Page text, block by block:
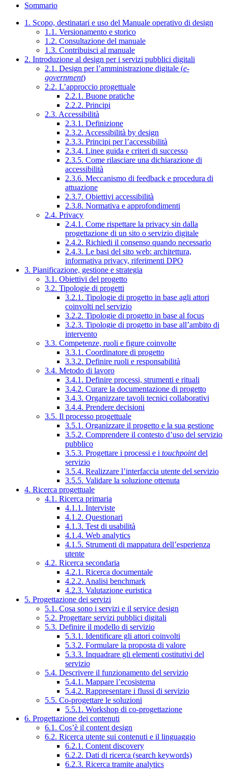
Sommario
1. Scopo, destinatari e uso del Manuale operativo di design
1.1. Versionamento e storico
1.2. Consultazione del manuale
1.3. Contribuisci al manuale
2. Introduzione al design per i servizi pubblici digitali
2.1. Design per l’amministrazione digitale (e-
government)
2.2. L’approccio progettuale
2.2.1. Buone pratiche
2.2.2. Principi
2.3. Accessibilità
2.3.1. Definizione
2.3.2. Accessibilità by design
2.3.3. Principi per l’accessibilità
2.3.4. Linee guida e criteri di successo
2.3.5. Come rilasciare una dichiarazione di
accessibilità
2.3.6. Meccanismo di feedback e procedura di
attuazione
2.3.7. Obiettivi accessibilità
2.3.8. Normativa e approfondimenti
2.4. Privacy
2.4.1. Come rispettare la privacy sin dalla
progettazione di un sito o servizio digitale
2.4.2. Richiedi il consenso quando necessario
2.4.3. Le basi del sito web: architettura,
informativa privacy, riferimenti DPO
3. Pianificazione, gestione e strategia
3.1. Obiettivi del progetto
3.2. Tipologie di progetti
3.2.1. Tipologie di progetto in base agli attori
coinvolti nel servizio
3.2.2. Tipologie di progetto in base al focus
3.2.3. Tipologie di progetto in base all’ambito di
intervento
3.3. Competenze, ruoli e figure coinvolte
3.3.1. Coordinatore di progetto
3.3.2. Definire ruoli e responsabilità
3.4. Metodo di lavoro
3.4.1. Definire processi, strumenti e rituali
3.4.2. Curare la documentazione di progetto
3.4.3. Organizzare tavoli tecnici collaborativi
3.4.4. Prendere decisioni
3.5. Il processo progettuale
3.5.1. Organizzare il progetto e la sua gestione
3.5.2. Comprendere il contesto d’uso del servizio
pubblico
3.5.3. Progettare i processi e i touchpointdel
servizio
3.5.4. Realizzare l’interfaccia utente del servizio
3.5.5. Validare la soluzione ottenuta
4. Ricerca progettuale
4.1. Ricerca primaria
4.1.1. Interviste
4.1.2. Questionari
4.1.3. Test di usabilità
4.1.4. Web analytics
4.1.5. Strumenti di mappatura dell’esperienza
utente
4.2. Ricerca secondaria
4.2.1. Ricerca documentale
4.2.2. Analisi benchmark
4.2.3. Valutazione euristica
5. Progettazione dei servizi
5.1. Cosa sono i servizi e il service design
5.2. Progettare servizi pubblici digitali
5.3. Definire il modello di servizio
5.3.1. Identificare gli attori coinvolti
5.3.2. Formulare la proposta di valore
5.3.3. Inquadrare gli elementi costitutivi del
servizio
5.4. Descrivere il funzionamento del servizio
5.4.1. Mappare l’ecosistema
5.4.2. Rappresentare i flussi di servizio
5.5. Co-progettare le soluzioni
5.5.1. Workshop di co-progettazione
6. Progettazione dei contenuti
6.1. Cos’è il content design
6.2. Ricerca utente sui contenuti e il linguaggio
6.2.1. Content discovery
6.2.2. Dati di ricerca (search keywords)
6.2.3. Ricerca tramite analytics